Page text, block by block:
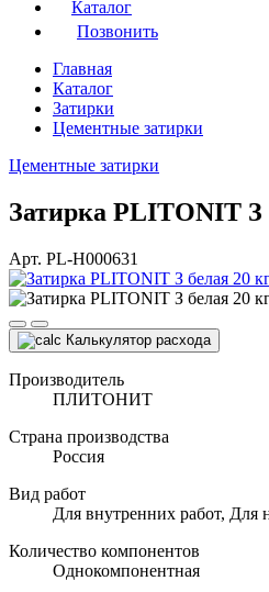
Каталог
Позвонить
Главная
Каталог
Затирки
Цементные затирки
Цементные затирки
Затирка PLITONIT З
Арт. PL-Н000631
Калькулятор расхода
Производитель
ПЛИТОНИТ
Страна производства
Россия
Вид работ
Для внутренних работ, Для
Количество компонентов
Однокомпонентная